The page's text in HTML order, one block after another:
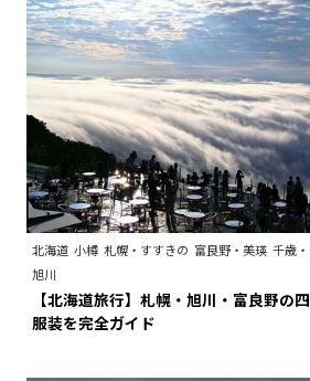
北海道 小樽 札幌・すすきの 富良野・美瑛 千歳
旭川
【北海道旅行】札幌・旭川・富良野の
服装を完全ガイド